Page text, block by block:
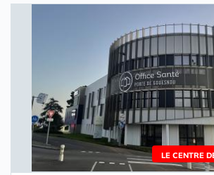
LE CENTRE